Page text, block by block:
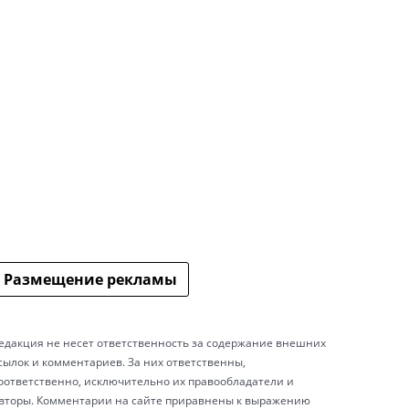
Размещение рекламы
не несет ответственность за содержание внешних
и комментариев. За них ответственны,
исключительно их правообладатели и
Комментарии на сайте приравнены к выражению